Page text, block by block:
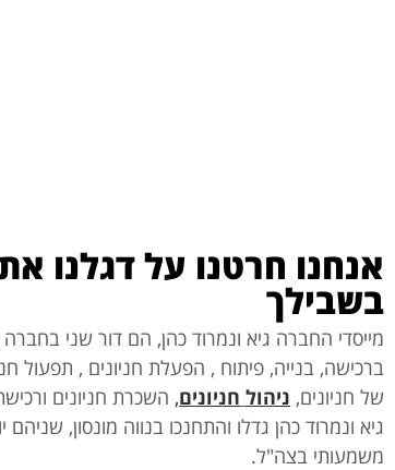
אנחנו חרטנו על דגלנו
בשבילך
ברכישה, בנייה, פיתוח , הפעלת חניונים , תפעול
של חניונים, ניהול חניונים, השכרת חניונים
גיא ונמרוד כהן גדלו והתחנכו בנווה מונסון,
משמעותי בצה"ל.